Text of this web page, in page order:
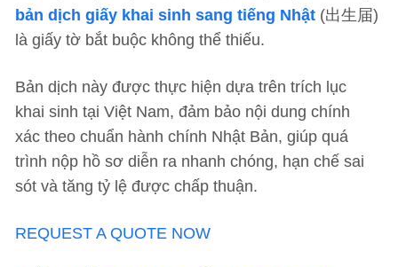
bản dịch giấy khai sinh sang tiếng Nhật (出生届)
là giấy tờ bắt buộc không thể thiếu.
Bản dịch này được thực hiện dựa trên trích lục
khai sinh tại Việt Nam, đảm bảo nội dung chính
xác theo chuẩn hành chính Nhật Bản, giúp quá
trình nộp hồ sơ diễn ra nhanh chóng, hạn chế sai
sót và tăng tỷ lệ được chấp thuận.
REQUEST A QUOTE NOW